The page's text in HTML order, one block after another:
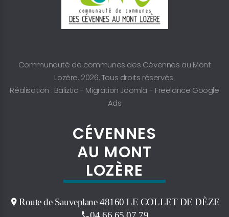
Communauté de communes des Cévennes au Mont
Lozère. 2026. Tous droits réservés.
Réalisation : Baliztic - Migration Joomla - Freelance Google
Ads
CÉVENNES
AU MONT
LOZÈRE
Route de Sauveplane 48160 LE COLLET DE DÈZE
04 66 65 07 79